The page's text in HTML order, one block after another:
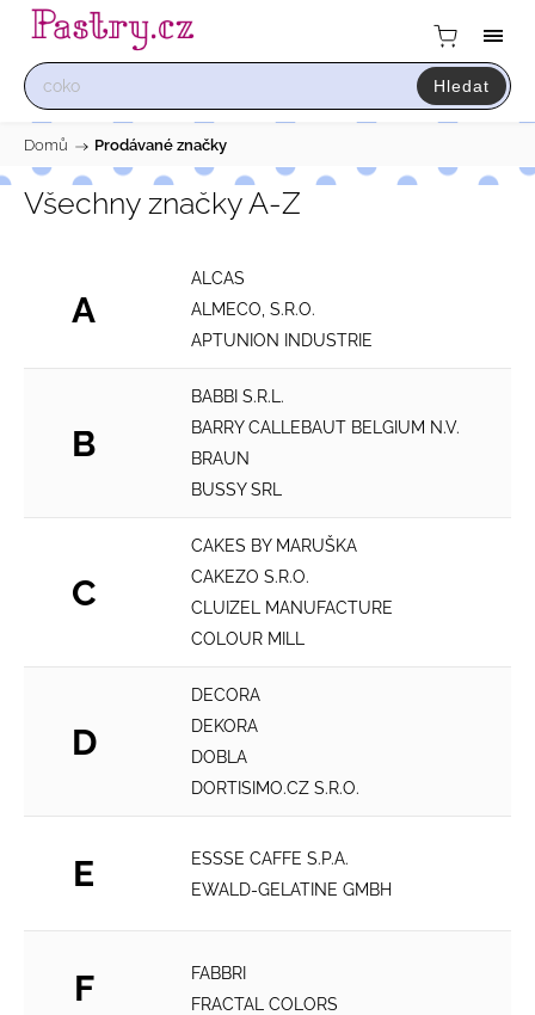
Hledat
Domů / Prodávané značky
Všechny značky A-Z
A
ALCAS
ALMECO, S.R.O.
APTUNION INDUSTRIE
B
BABBI S.R.L.
BARRY CALLEBAUT BELGIUM N.V.
BRAUN
BUSSY SRL
C
CAKES BY MARUŠKA
CAKEZO S.R.O.
CLUIZEL MANUFACTURE
COLOUR MILL
D
DECORA
DEKORA
DOBLA
DORTISIMO.CZ S.R.O.
E
ESSSE CAFFE S.P.A.
EWALD-GELATINE GMBH
F
FABBRI
FRACTAL COLORS